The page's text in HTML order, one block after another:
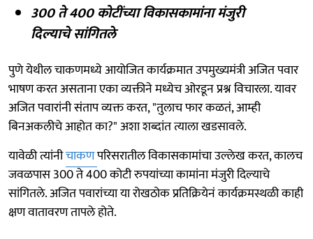
300 ते 400 कोटींच्या विकासकामांना मंजुरी
दिल्याचे सांगितले
पुणे येथील चाकणमध्ये आयोजित कार्यक्रमात उपमुख्यमंत्री अजित पवार
भाषण करत असताना एका व्यक्तीने मध्येच ओरडून प्रश्न विचारला. यावर
अजित पवारांनी संताप व्यक्त करत, "तुलाच फार कळतं, आम्ही
बिनअकलीचे आहोत का?" अशा शब्दांत त्याला खडसावले.
यावेळी त्यांनीचाकणपरिसरातील विकासकामांचा उल्लेख करत, कालच
जवळपास 300 ते 400 कोटी रुपयांच्या कामांना मंजुरी दिल्याचे
सांगितले. अजित पवारांच्या या रोखठोक प्रतिक्रियेनं कार्यक्रमस्थळी काही
क्षण वातावरण तापले होते.